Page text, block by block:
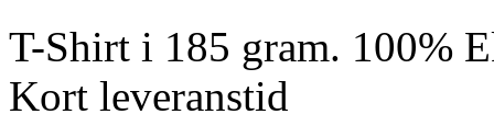
T-Shirt i 185 gram. 100%
Kort leveranstid